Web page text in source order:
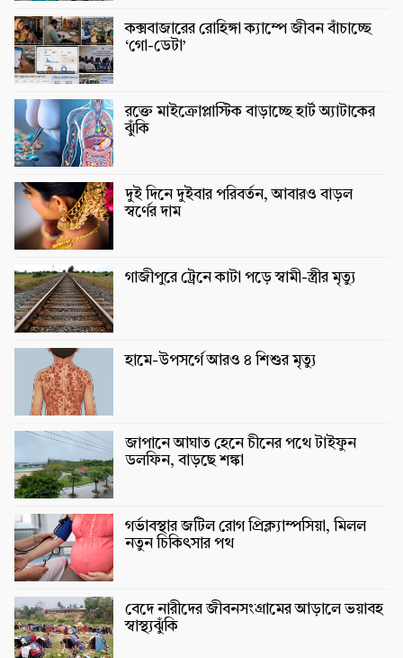
কক্সবাজারের রোহিঙ্গা ক্যাম্পে জীবন বাঁচাচ্ছে
‘গো-ডেটা’
রক্তে মাইক্রোপ্লাস্টিক বাড়াচ্ছে হার্ট অ্যাটাকের
ঝুঁকি
দুই দিনে দুইবার পরিবর্তন, আবারও বাড়ল
স্বর্ণের দাম
গাজীপুরে ট্রেনে কাটা পড়ে স্বামী-স্ত্রীর মৃত্যু
হামে-উপসর্গে আরও ৪ শিশুর মৃত্যু
জাপানে আঘাত হেনে চীনের পথে টাইফুন
ডলফিন, বাড়ছে শঙ্কা
গর্ভাবস্থার জটিল রোগ প্রিক্ল্যাম্পসিয়া, মিলল
নতুন চিকিৎসার পথ
বেদে নারীদের জীবনসংগ্রামের আড়ালে ভয়াবহ
স্বাস্থ্যঝুঁকি